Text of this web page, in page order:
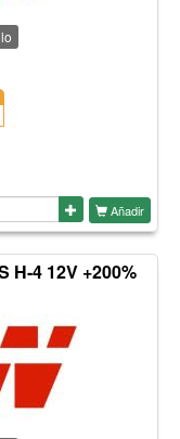
Añadir
H-4 12V +200%